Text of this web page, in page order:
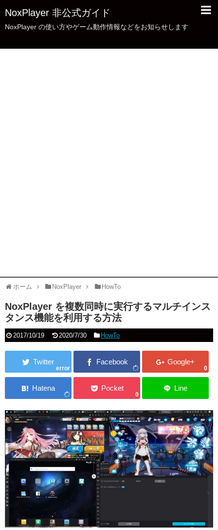
NoxPlayer 非公式ガイド
NoxPlayer の使い方やゲーム動作情報などをお知らせします
ホーム NoxPlayer HowTo
NoxPlayer を複数同時に実行するマルチインス
タンス機能を利用する方法
2017/10/19 2020/7/30 HowTo
error 0
0